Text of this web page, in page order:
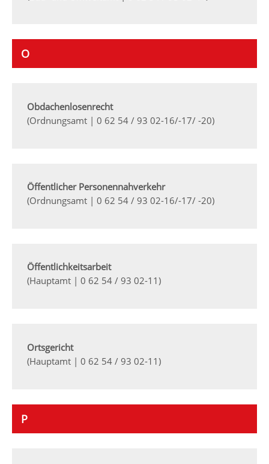
O
Obdachenlosenrecht
(Ordnungsamt | 0 62 54 / 93 02-16/-17/ -20)
Öffentlicher Personennahverkehr
(Ordnungsamt | 0 62 54 / 93 02-16/-17/ -20)
Öffentlichkeitsarbeit
(Hauptamt | 0 62 54 / 93 02-11)
Ortsgericht
(Hauptamt | 0 62 54 / 93 02-11)
P